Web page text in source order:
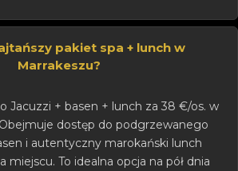
pakiet spa + lunch w
Marrakeszu?
Jacuzzi + basen + lunch za 38 €/os. w
dostęp do podgrzewanego
i autentyczny marokański lunch
miejscu. To idealna opcja na pół dnia